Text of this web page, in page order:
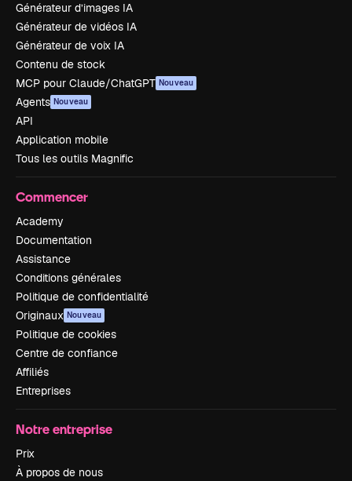
Générateur d’images IA
Générateur de vidéos IA
Générateur de voix IA
Contenu de stock
MCP pour Claude/ChatGPT Nouveau
Agents Nouveau
API
Application mobile
Tous les outils Magnific
Commencer
Academy
Documentation
Assistance
Conditions générales
Politique de confidentialité
Originaux Nouveau
Politique de cookies
Centre de confiance
Affiliés
Entreprises
Notre entreprise
Prix
À propos de nous